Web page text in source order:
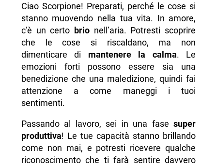
Ciao Scorpione! Preparati, perché le cose si
stanno muovendo nella tua vita. In amore,
c’è un certo brio nell’aria. Potresti scoprire
che le cose si riscaldano, ma non
dimenticare di mantenere la calma. Le
emozioni forti possono essere sia una
benedizione che una maledizione, quindi fai
attenzione a come maneggi i tuoi
sentimenti.
Passando al lavoro, sei in una fasesuper
produttiva! Le tue capacità stanno brillando
come non mai, e potresti ricevere qualche
riconoscimento che ti farà sentire davvero